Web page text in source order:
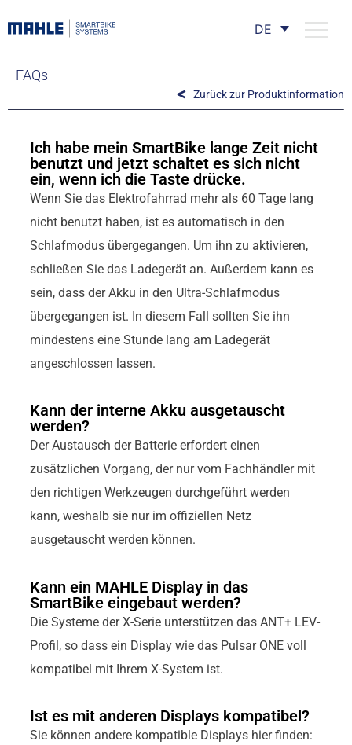
DE
FAQs
Zurück zur Produktinformation
Ich habe mein SmartBike lange Zeit nicht
benutzt und jetzt schaltet es sich nicht
ein, wenn ich die Taste drücke.
Wenn Sie das Elektrofahrrad mehr als 60 Tage lang
nicht benutzt haben, ist es automatisch in den
Schlafmodus übergegangen. Um ihn zu aktivieren,
schließen Sie das Ladegerät an. Außerdem kann es
sein, dass der Akku in den Ultra-Schlafmodus
übergegangen ist. In diesem Fall sollten Sie ihn
mindestens eine Stunde lang am Ladegerät
angeschlossen lassen.
Kann der interne Akku ausgetauscht
werden?
Der Austausch der Batterie erfordert einen
zusätzlichen Vorgang, der nur vom Fachhändler mit
den richtigen Werkzeugen durchgeführt werden
kann, weshalb sie nur im offiziellen Netz
ausgetauscht werden können.
Kann ein MAHLE Display in das
SmartBike eingebaut werden?
Die Systeme der X-Serie unterstützen das ANT+ LEV-
Profil, so dass ein Display wie das Pulsar ONE voll
kompatibel mit Ihrem X-System ist.
Ist es mit anderen Displays kompatibel?
Sie können andere kompatible Displays hier finden: